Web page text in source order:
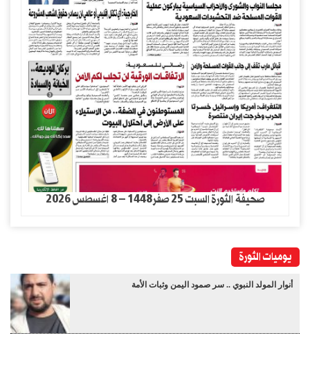
صحيفة الثورة السبت 25 صفر1448 – 8 اغسطس 2026
يوميات الثورة
أنوار المولد النبوي .. سر صمود اليمن وثبات الأمة